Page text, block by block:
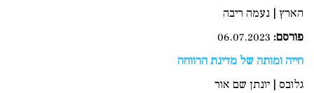
הארץ | נעמה ריבה
פורסם:
חייה ומותה של מדינת הרווחה
גלובס | יונתן שם אור